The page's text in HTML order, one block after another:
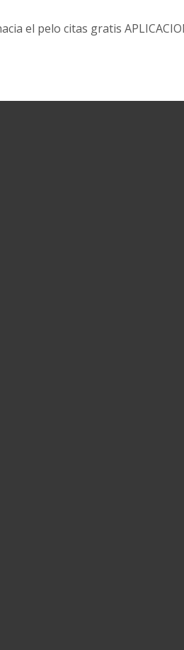
pelo citas gratis